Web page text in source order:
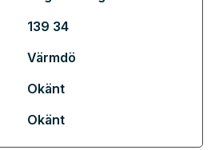
139 34
Värmdö
Okänt
Okänt